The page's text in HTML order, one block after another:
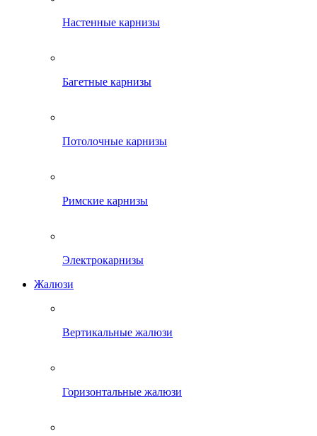
Настенные карнизы
Багетные карнизы
Потолочные карнизы
Римские карнизы
Электрокарнизы
Жалюзи
Вертикальные жалюзи
Горизонтальные жалюзи